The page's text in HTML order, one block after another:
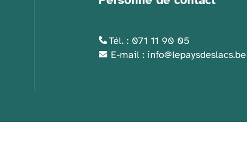
Tél. : 071 11 90 05
E-mail : info@lepaysdeslacs.be